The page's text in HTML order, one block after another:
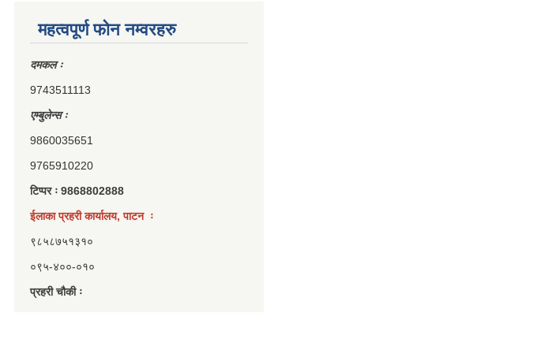
महत्वपूर्ण फोन नम्वरहरु
दमकल ः
9743511113
एम्बुलेन्स ः
9860035651
9765910220
टिप्पर ः 9868802888
ईलाका प्रहरी कार्यालय, पाटन ः
९८५८७५१३१०
०९५-४००-०१०
प्रहरी चौकी ः